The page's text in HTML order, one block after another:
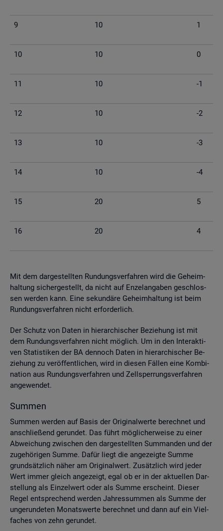
9 10 1
10 10 0
11 10 -1
12 10 -2
13 10 -3
14 10 -4
15 20 5
16 20 4
Mit dem dar­ge­stell­ten Run­dungs­ver­fah­ren wird die Ge­heim­
hal­tung si­cher­ge­stellt, da nicht auf En­zel­an­ga­ben ge­schlos­
sen wer­den kann. Eine se­kun­dä­re Ge­heim­hal­tung ist beim
Run­dungs­ver­fah­ren nicht er­for­der­lich.
Der Schutz von Daten in hier­ar­chi­scher Be­zie­hung ist mit
dem Run­dungs­ver­fah­ren nicht mög­lich. Um in den In­ter­ak­ti­
ven Sta­tis­ti­ken der BA den­noch Daten in hier­ar­chi­scher Be­
zie­hung zu ver­öf­fent­li­chen, wird in die­sen Fäl­len eine Kom­bi­
na­ti­on aus Run­dungs­ver­fah­ren und Zell­sper­rungs­ver­fah­ren
an­ge­wen­det.
Sum­men
Sum­men wer­den auf Basis der Ori­gi­nal­wer­te be­rech­net und
an­schlie­ßend ge­run­det. Das führt mög­li­cher­wei­se zu einer
Ab­wei­chung zwi­schen den dar­ge­stell­ten Sum­man­den und der
zu­ge­hö­ri­gen Summe. Dafür liegt die an­ge­zeig­te Summe
grund­sätz­lich näher am Ori­gi­nal­wert. Zu­sätz­lich wird jeder
Wert immer gleich an­ge­zeigt, egal ob er in der ak­tu­el­len Dar­
stel­lung als Ein­zel­wert oder als Summe er­scheint. Die­ser
Regel ent­spre­chend wer­den Jah­res­sum­men als Summe der
un­ge­run­de­ten Mo­nats­wer­te be­rech­net und dann auf ein Viel­
fa­ches von zehn ge­run­det.